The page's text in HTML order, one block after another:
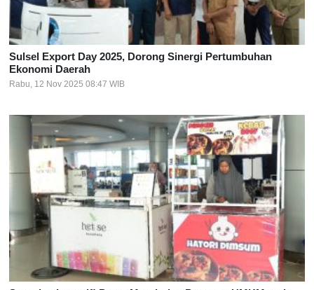
Sulsel Export Day 2025, Dorong Sinergi Pertumbuhan
Ekonomi Daerah
Rabu, 12 Nov 2025 08:47 WIB